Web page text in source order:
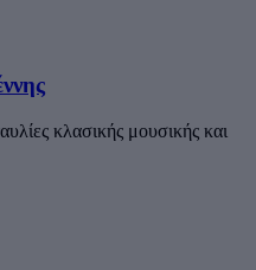
κλασικής μουσικής και